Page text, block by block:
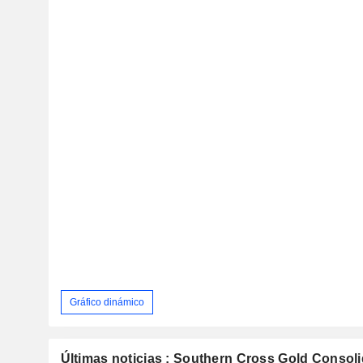
Gráfico dinámico
Últimas noticias : Southern Cross Gold